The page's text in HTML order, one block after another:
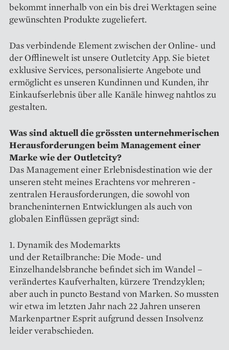
bekommt innerhalb von ein bis drei Werktagen seine
gewünschten Produkte zugeliefert.
Das verbindende Element zwischen der Online- und
der Offlinewelt ist unsere Outletcity App. Sie bietet
exklusive Services, personalisierte Angebote und
ermöglicht es unseren Kundinnen und Kunden, ihr
Einkaufserlebnis über alle Kanäle hinweg naht­los zu
gestalten.
Was sind aktuell die grössten unternehmerischen
Heraus­forderungen beim Management einer
Marke wie der Outletcity?
Das Management einer Erlebnis­destination wie der
unseren steht meines Erachtens vor mehreren ­
zentralen Herausforderungen, die sowohl von
brancheninternen Entwicklungen als auch von
globalen Einflüssen geprägt sind:
1. Dynamik des Modemarkts
und der Retailbranche: Die Mode- und
Einzelhandelsbranche befindet sich im Wandel –
verändertes Kauf­verhalten, kürzere Trendzyklen;
aber auch in puncto Bestand von Marken. So mussten
wir etwa im letzten Jahr nach 22 Jahren unseren
Marken­partner Esprit aufgrund dessen Insolvenz
leider verabschieden.